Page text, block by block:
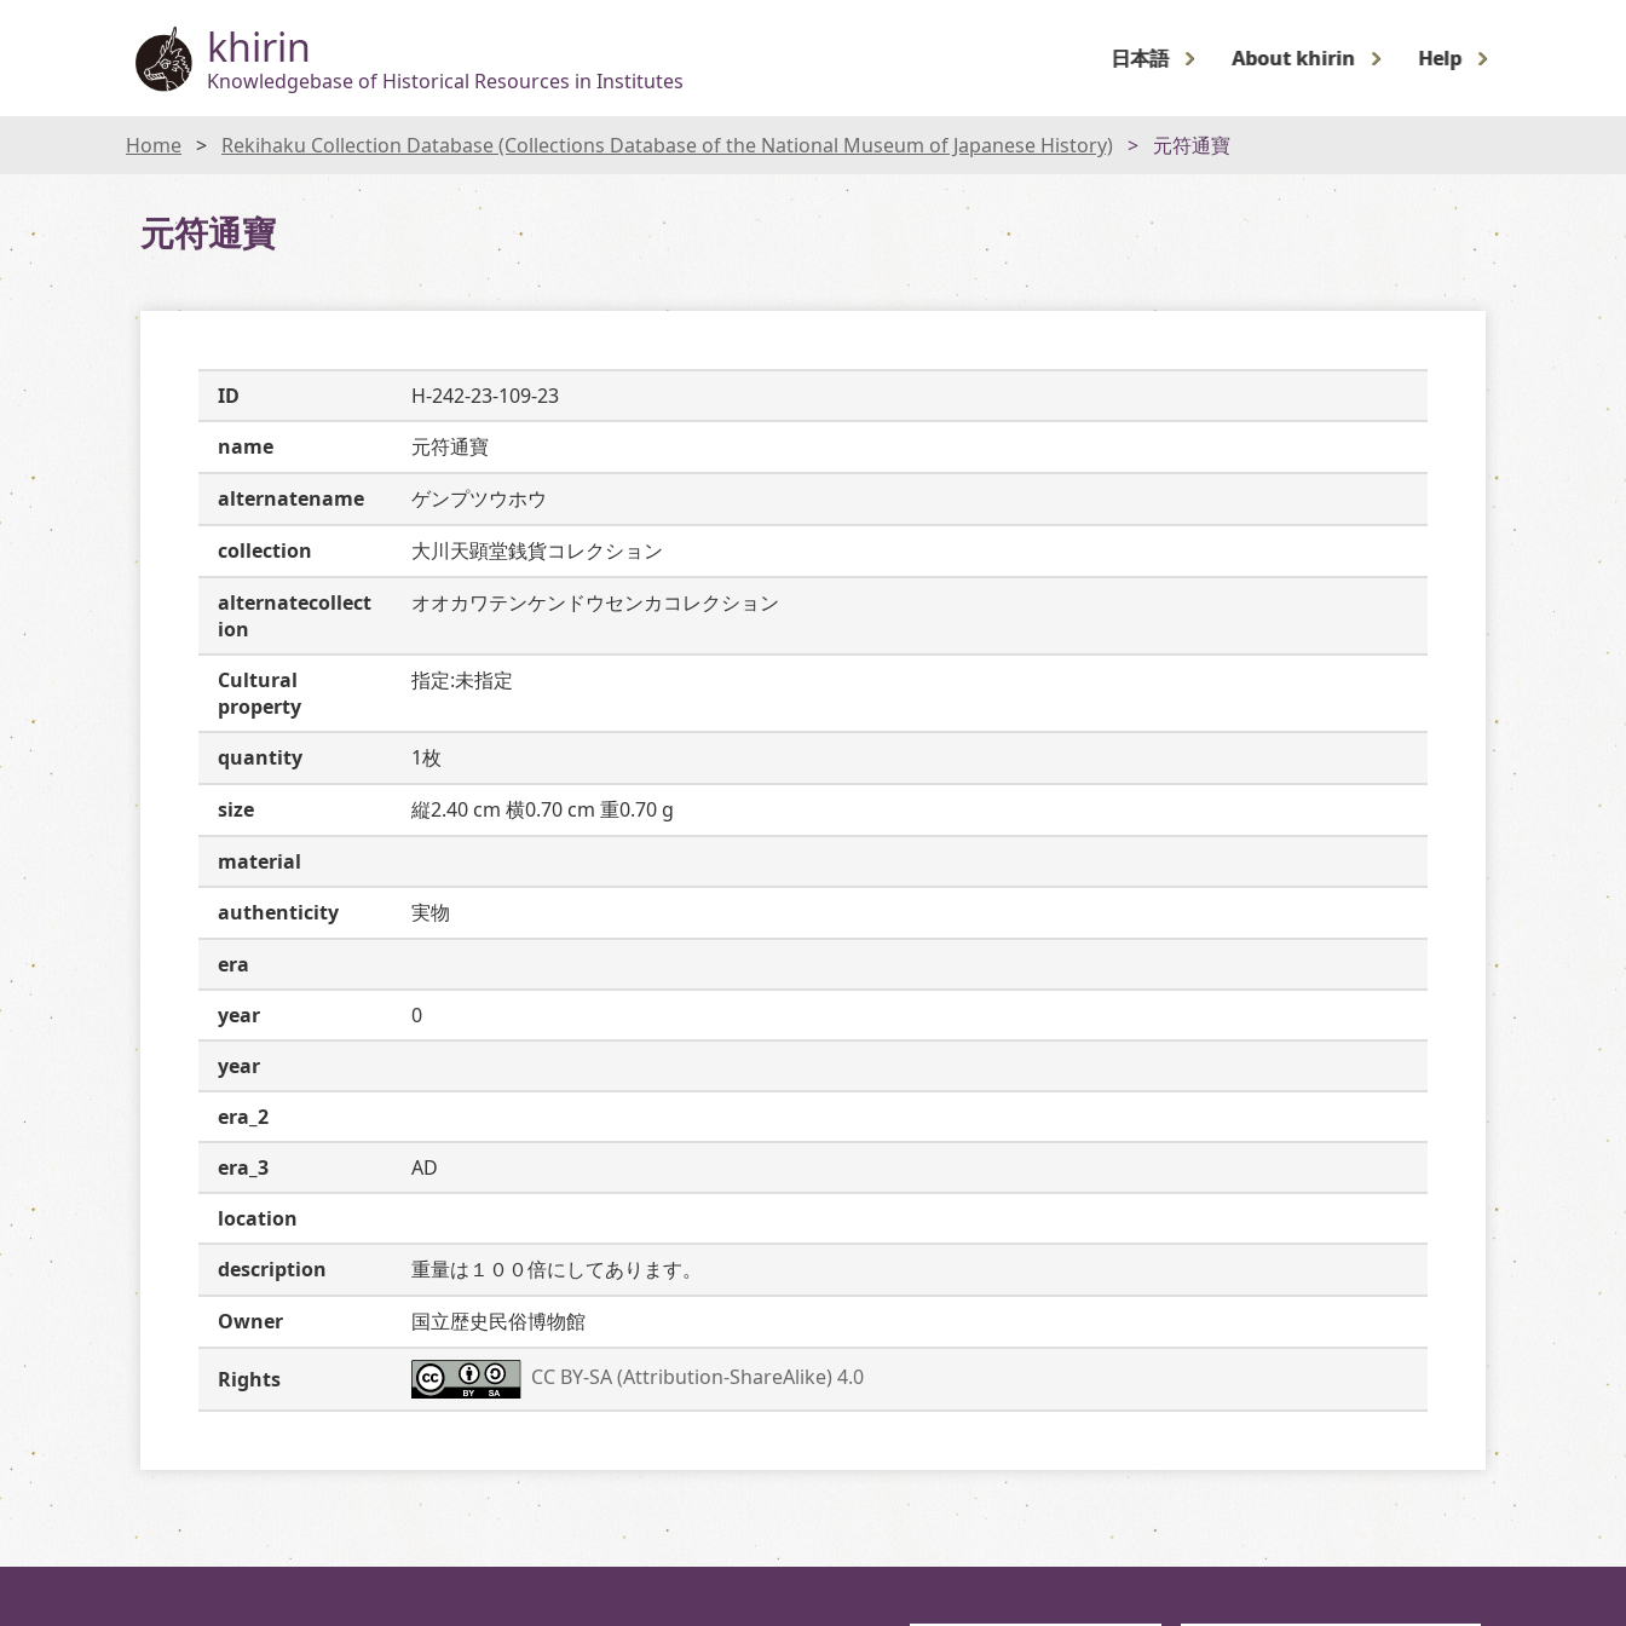
khirin
Knowledgebase of Historical Resources in Institutes
日本語 About khirin Help
Home Rekihaku Collection Database (Collections Database of the National Museum of Japanese History) 元符通寶
元符通寶
ID
H-242-23-109-23
name
元符通寶
alternatename
ゲンプツウホウ
collection
大川天顕堂銭貨コレクション
alternatecollect
ion
オオカワテンケンドウセンカコレクション
Cultural
property
指定:未指定
quantity
1枚
size
縦2.40 cm 横0.70 cm 重0.70 g
material
authenticity
実物
era
year
0
year
era_2
era_3
AD
location
description
重量は１００倍にしてあります。
Owner
国立歴史民俗博物館
Rights CC BY-SA (Attribution-ShareAlike) 4.0